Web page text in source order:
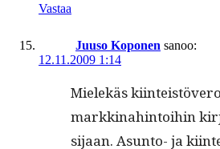
Vastaa
Juuso Koponen sanoo:
12.11.2009 1:14
Mielekäs
markki­nahin­toi­hin
sijaan. Asun­to- ja